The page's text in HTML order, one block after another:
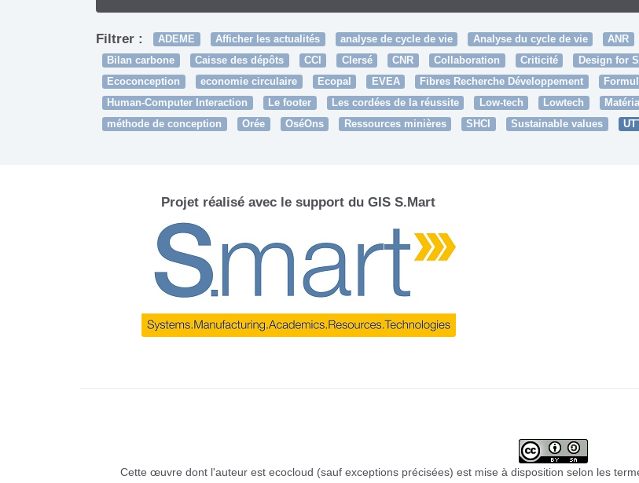
Filtrer : ADEME Afficher les actualités analyse de cycle de vie Analyse du cycle de vie ANR
Bilan carbone
Caisse des dépôts CCI Clersé CNR Collaboration Criticité Design for
Ecoconception
economie circulaire Ecopal EVEA Fibres Recherche Développement
Human-Computer Interaction
Le footer Les cordées de la réussite Low-tech Lowtech
méthode de conception
Orée OséOns Ressources minières SHCI Sustainable values
Projet réalisé avec le support du GIS S.Mart
Cette œuvre dont l'auteur est ecocloud (sauf exceptions précisées) est mise à disposition selon les